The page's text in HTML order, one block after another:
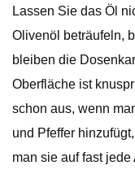
Lassen Sie das Öl
Olivenöl beträufeln,
bleiben die
Oberfläche ist
schon aus, wenn
und Pfeffer
man sie auf fast